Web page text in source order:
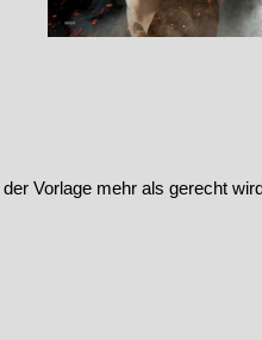
Vorlage mehr als gerecht